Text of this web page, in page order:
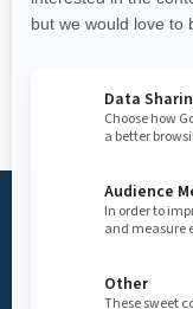
Qu’est-ce
Accès DEA